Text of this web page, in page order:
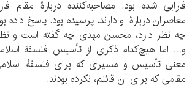
فارابی شده بود. مصاحبه‌کننده دربارۀ مقام
معاصران دربارۀ او دارند، پرسیده بود. پاسخ داده
چه نظر دارد، محسن مهدی چه گفته است و
و… اما هیچ‌کدام ذکری از تأسیس فلسفۀ
معنی تأسیس و مسیری که برای فلسفۀ
مقامی که برای آن قائلم، نکرده بودند.